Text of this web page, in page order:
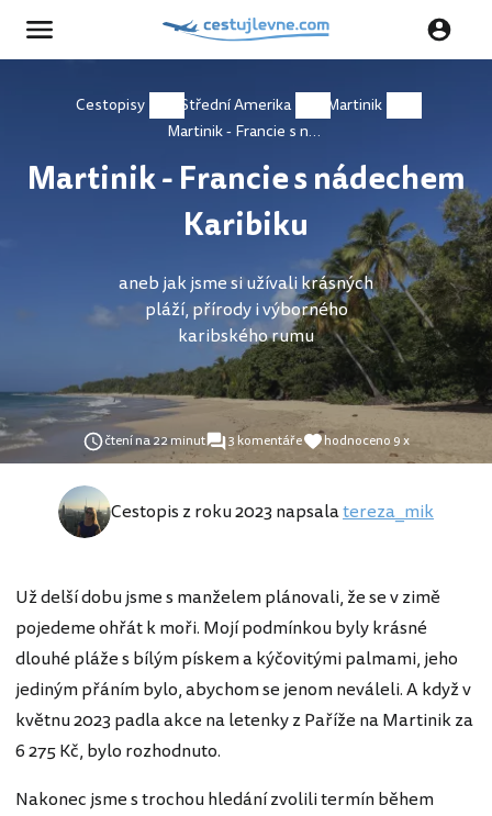
Cestopisy Střední Amerika
Martinik
Martinik - Francie s nádechem Karibiku
Martinik - Francie s nádechem
Karibiku
aneb jak jsme si užívali krásných
pláží, přírody i výborného
karibského rumu
čtení na 22 minut 3 komentáře hodnoceno 9 x
Cestopis z roku 2023 napsalatereza_mik
Už delší dobu jsme s manželem plánovali, že se v zimě
pojedeme ohřát k moři. Mojí podmínkou byly krásné
dlouhé pláže s bílým pískem a kýčovitými palmami, jeho
jediným přáním bylo, abychom se jenom neváleli. A když v
květnu 2023 padla akce na letenky z Paříže na Martinik za
6 275 Kč, bylo rozhodnuto.
Nakonec jsme s trochou hledání zvolili termín během